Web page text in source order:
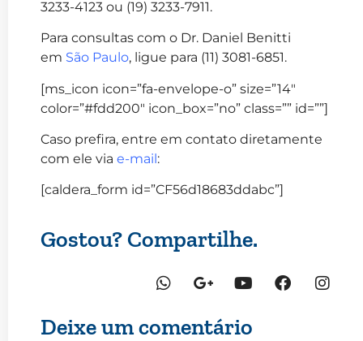
3233-4123 ou (19) 3233-7911.
Para consultas com o Dr. Daniel Benitti
em São Paulo, ligue para (11) 3081-6851.
[ms_icon icon=”fa-envelope-o” size=”14″
color=”#fdd200″ icon_box=”no” class=”” id=””]
Caso prefira, entre em contato diretamente
com ele via e-mail:
[caldera_form id=”CF56d18683ddabc”]
Gostou? Compartilhe.
Deixe um comentário